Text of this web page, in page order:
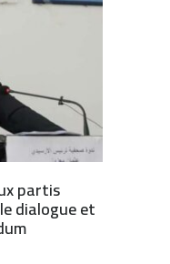
partis
dialogue et